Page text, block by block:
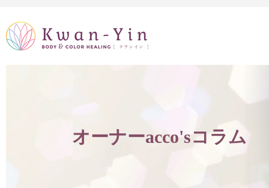
オーナーacco'sコラム